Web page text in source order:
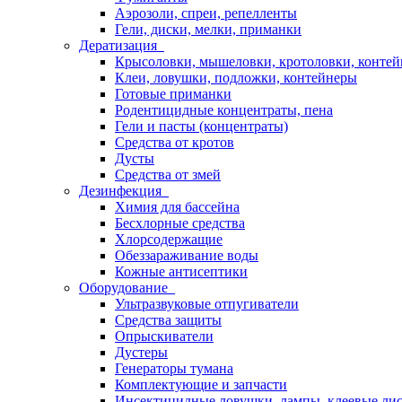
Аэрозоли, спреи, репелленты
Гели, диски, мелки, приманки
Дератизация
Крысоловки, мышеловки, кротоловки,
Клеи, ловушки, подложки, контейнеры
Готовые приманки
Родентицидные концентраты, пена
Гели и пасты (концентраты)
Средства от кротов
Дусты
Средства от змей
Дезинфекция
Химия для бассейна
Бесхлорные средства
Хлорсодержащие
Обеззараживание воды
Кожные антисептики
Оборудование
Ультразвуковые отпугиватели
Средства защиты
Опрыскиватели
Дустеры
Генераторы тумана
Комплектующие и запчасти